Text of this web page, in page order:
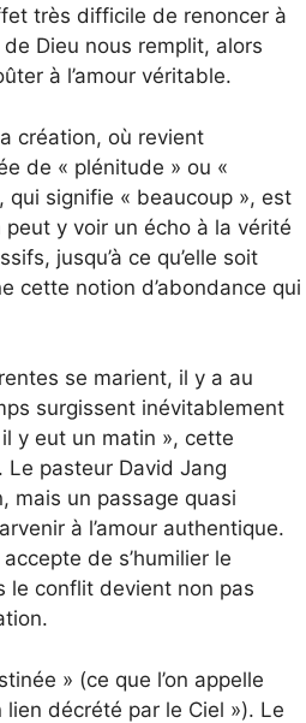
très difficile de renoncer à
Dieu nous remplit, alors
à l’amour véritable.
création, où revient
de « plénitude » ou «
qui signifie « beaucoup », est
y voir un écho à la vérité
jusqu’à ce qu’elle soit
cette notion d’abondance qui
se marient, il y a au
surgissent inévitablement
y eut un matin », cette
pasteur David Jang
mais un passage quasi
à l’amour authentique.
de s’humilier le
le conflit devient non pas
» (ce que l’on appelle
décrété par le Ciel »). Le